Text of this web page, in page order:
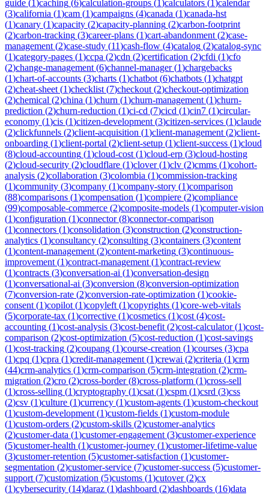
guide (1)caching (6)calculation-groups (1)calculators (1)calendar
(3)california (1)cam (1)campaigns (4)canada (1)canada-hst
(1)canary (1)capacity (2)capacity-planning (2)carbon-footprint
(2)carbon-tracking (3)career-plans (1)cart-abandonment (2)case-
management (2)case-study (11)cash-flow (4)catalog (2)catalog-sync
(1)category-pages (1)ccpa (2)cdn (2)certification (2)cfdi (1)cfo
(2)change-management (6)channel-manager(1)chargebacks
(1)chart-of-accounts (3)charts (1)chatbot (6)chatbots (1)chatgpt
(2)cheat-sheet (1)checklist (7)checkout (2)checkout-optimization
(2)chemical (2)china (1)churn (1)churn-management (1)churn-
prediction (2)churn-reduction (1)ci-cd (7)cicd (1)cin7 (1)circular-
economy (1)cis (1)citizen-development (3)citizen-services (1)claude
(2)clickfunnels (2)client-acquisition (1)client-management (2)client-
onboarding (1)client-portal (2)client-setup (1)client-success (1)cloud
(8)cloud-accounting (1)cloud-cost (1)cloud-erp (3)cloud-hosting
(2)cloud-security (2)cloudflare (1)clover(1)clv (2)cmms (1)cohort-
analysis (2)collaboration (3)colombia (1)commission-tracking
(1)community (3)company (1)company-story (1)comparison
(88)comparisons (1)compensation (1)compiere (2)compliance
(99)composable-commerce (2)composite-models (1)computer-vision
(1)configuration (1)connector(8)connector-comparison
(1)connectors (1)consolidation (3)construction (2)construction-
analytics (1)consultancy (2)consulting (3)containers (3)content
(1)content-management (2)content-marketing (3)continuous-
improvement (1)contract-management (1)contract-review
(1)contracts (3)conversation-ai (1)conversation-design
(1)conversational-ai (3)conversion (8)conversion-optimization
(7)conversion-rate (2)conversion-rate-optimization (1)cookie-
consent (1)copilot (1)copyleft (1)copyrights (1)core-web-vitals
(5)corporate-tax (1)corrective (1)cosmetics (1)cost (4)cost-
accounting (1)cost-analysis (3)cost-benefit (2)cost-calculator(1)cost-
comparison (2)cost-optimization (5)cost-reduction (1)cost-savings
(1)cost-tracking (2)coupang (1)course-creation (1)courses (3)cpa
(1)cpq (1)cpra (1)credit-management (1)crewai (2)criteria (1)crm
(44)crm-analytics (1)crm-comparison (5)crm-integration (2)crm-
migration (2)cro (2)cross-border(8)cross-platform (1)cross-sell
(1)cross-selling (1)cryptography (1)csat (1)cspm (1)csrd (3)css
(2)csv (1)culture (1)currency (1)custom-agents (1)custom-checkout
(1)custom-development (1)custom-fields (1)custom-module
(1)custom-orders (2)custom-skills (2)customer-analytics
(2)customer-data (1)customer-engagement (3)customer-experience
(5)customer-health (1)customer-journey (1)customer-lifetime-value
(3)customer-retention (5)customer-satisfaction (1)customer-
segmentation (2)customer-service (7)customer-success (5)customer-
support (7)customization (5)customs (1)cutover(2)cx
(1)cybersecurity (14)daraz (1)dashboard (2)dashboards (16)data